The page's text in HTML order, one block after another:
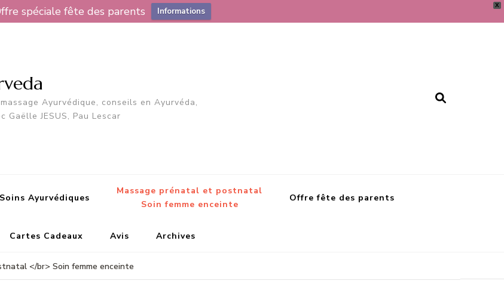
X
spéciale fête des parents Informations
Ayurvédique, conseils en Ayurvéda,
Gaëlle JESUS, Pau Lescar
Ayurvédiques
Massage prénatal et postnatal
Soin femme enceinte
Offre fête des parents
Cartes Cadeaux Avis Archives
</br> Soin femme enceinte